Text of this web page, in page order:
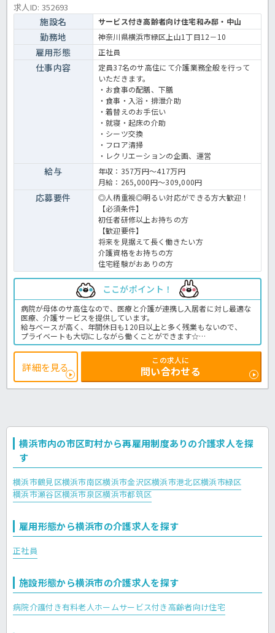
求人ID: 352693
施設名 サービス付き高齢者向け住宅和み邸・中山
勤務地 神奈川県横浜市緑区上山1丁目12－10
雇用形態 正社員
仕事内容
定員37名のサ高住にて介護業務全般を行って
いただきます。
・お食事の配膳、下膳
・食事・入浴・排泄介助
・着替えのお手伝い
・就寝・起床の介助
・シーツ交換
・フロア清掃
・レクリエーションの企画、運営
給与
年収：357万円～417万円
月給：265,000円～309,000円
応募要件
◎人柄重視◎明るい対応ができる方大歓迎！
【必須条件】
初任者研修以上お持ちの方
【歓迎要件】
将来を見据えて長く働きたい方
介護資格をお持ちの方
住宅経験がおありの方
ここがポイント！
病院が母体のサ高住なので、医療と介護が連携し入居者に対し最適な
医療、介護サービスを提供しています。
給与ベースが高く、年間休日も120日以上と多く残業もないので、
プライベートも大切にしながら働くことができます☆
初任者研修以上の資格をお持ちであれば経験が無くても大丈夫☆
お気軽にほっ介護までお問合せください！
サ高住での介護業務全般です。
＜介護職 正職員 サ高住の求人＞
詳細を見る
この求人に
問い合わせる
横浜市内の市区町村から再雇用制度ありの介護求人を探
す
横浜市鶴見区横浜市南区横浜市金沢区横浜市港北区横浜市緑区
横浜市瀬谷区横浜市泉区横浜市都筑区
雇用形態から横浜市の介護求人を探す
正社員
施設形態から横浜市の介護求人を探す
病院介護付き有料老人ホームサービス付き高齢者向け住宅